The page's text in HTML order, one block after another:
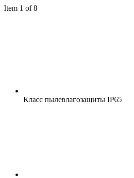
Item 1 of 8
Класс пылевлагозащиты IP65